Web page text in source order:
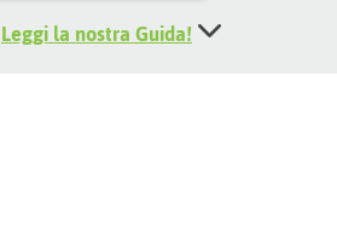
Leggi la nostra Guida!